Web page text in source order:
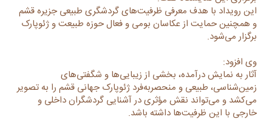
این رویداد با هدف معرفی ظرفیت‌های گردشگری طبیعی جزیره قشم
و همچنین حمایت از عکاسان بومی و فعال حوزه طبیعت و ژئوپارک
برگزار می‌شود.
وی افزود:
آثار به نمایش درآمده، بخشی از زیبایی‌ها و شگفتی‌های
زمین‌شناسی، طبیعی و منحصربه‌فرد ژئوپارک جهانی قشم را به تصویر
می‌کشد و می‌تواند نقش مؤثری در آشنایی گردشگران داخلی و
خارجی با این ظرفیت‌ها داشته باشد.